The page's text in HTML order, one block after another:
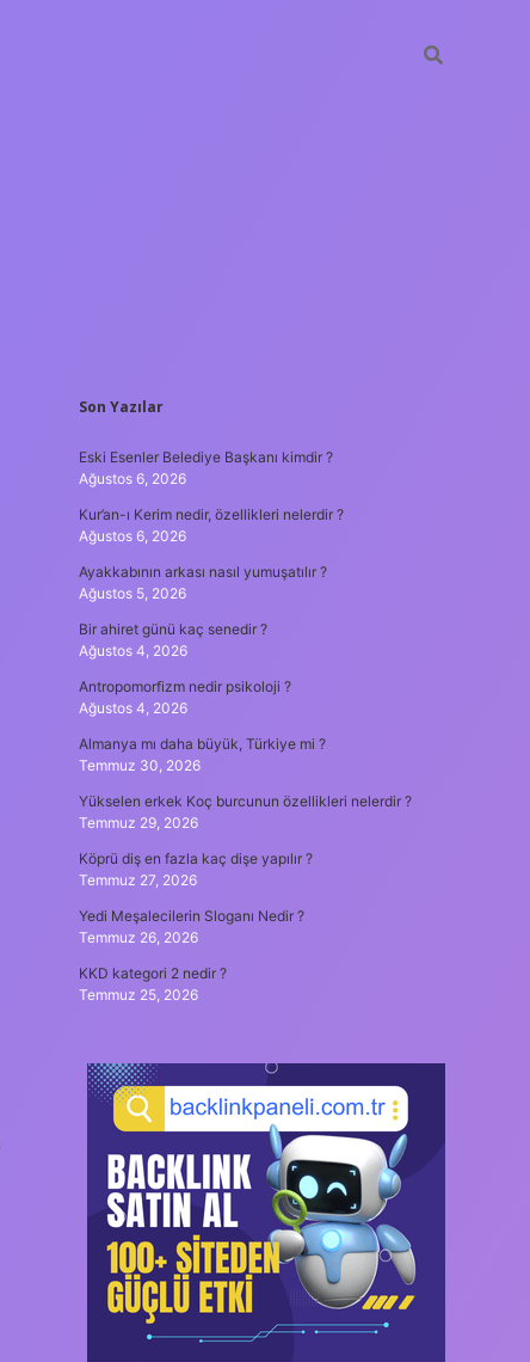
SIDEBAR
Son Yazılar
Eski Esenler Belediye Başkanı kimdir ?
Ağustos 6, 2026
Kur’an-ı Kerim nedir, özellikleri nelerdir ?
Ağustos 6, 2026
Ayakkabının arkası nasıl yumuşatılır ?
Ağustos 5, 2026
Bir ahiret günü kaç senedir ?
Ağustos 4, 2026
Antropomorfizm nedir psikoloji ?
Ağustos 4, 2026
Almanya mı daha büyük, Türkiye mi ?
Temmuz 30, 2026
Yükselen erkek Koç burcunun özellikleri nelerdir ?
Temmuz 29, 2026
Köprü diş en fazla kaç dişe yapılır ?
Temmuz 27, 2026
Yedi Meşalecilerin Sloganı Nedir ?
Temmuz 26, 2026
KKD kategori 2 nedir ?
Temmuz 25, 2026